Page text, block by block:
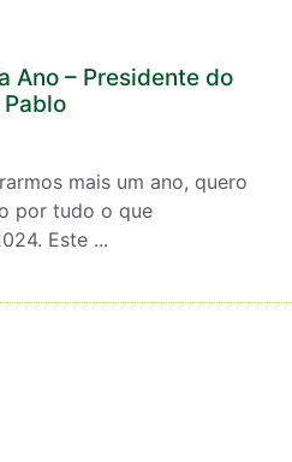
Ano – Presidente do
mais um ano, quero
por tudo o que
Este ...